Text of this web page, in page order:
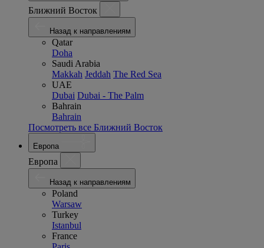
Ближний Восток
Назад к направлениям
Qatar
Doha
Saudi Arabia
Makkah Jeddah The Red Sea
UAE
Dubai Dubai - The Palm
Bahrain
Bahrain
Посмотреть все Ближний Восток
Европа
Европа
Назад к направлениям
Poland
Warsaw
Turkey
Istanbul
France